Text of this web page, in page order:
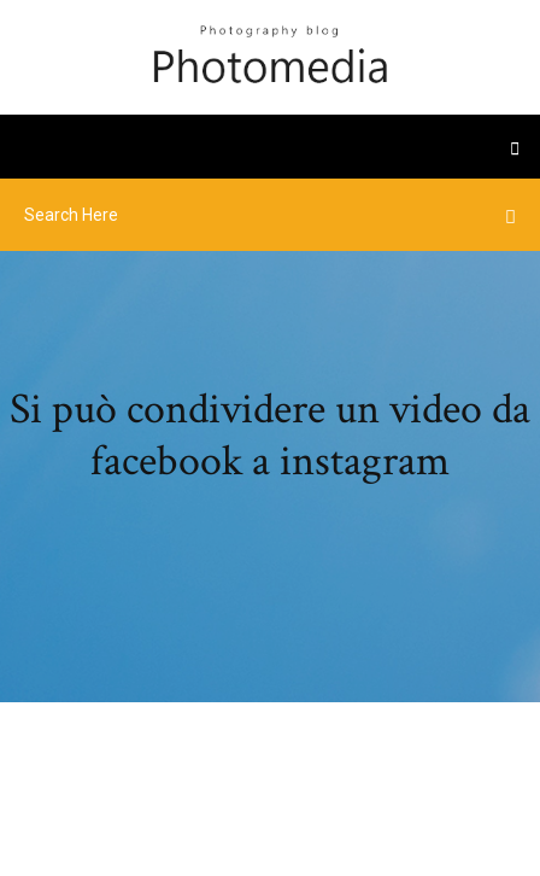
Si può condividere un video da
facebook a instagram